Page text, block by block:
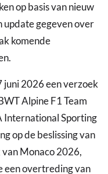
op basis van nieuw
update gegeven over
komende
juni 2026 een verzoek
Alpine F1 Team
International Sporting
op de beslissing van
Monaco 2026,
een overtreding van